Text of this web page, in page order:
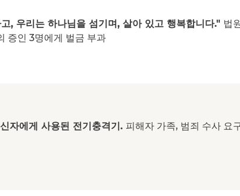
, 우리는 하나님을 섬기며, 살아 있고 행복합니다." 법
증인 3명에게 벌금 부과
자에게 사용된 전기충격기. 피해자 가족, 범죄 수사 요